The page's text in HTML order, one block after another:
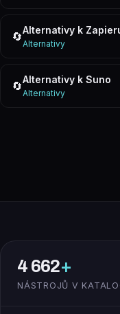
🔄Alternativy k
Alternativy
🔄Alternativy k Suno
Alternativy
4 662+
NÁSTROJŮ V